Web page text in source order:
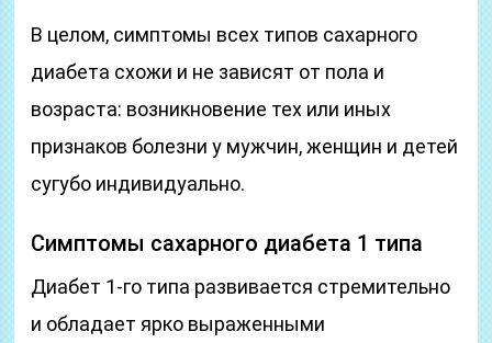
В целом, симптомы всех типов сахарного
диабета схожи и не зависят от пола и
возраста: возникновение тех или иных
признаков болезни у мужчин, женщин и детей
сугубо индивидуально.
Симптомы сахарного диабета 1 типа
Диабет 1-го типа развивается стремительно
и обладает ярко выраженными